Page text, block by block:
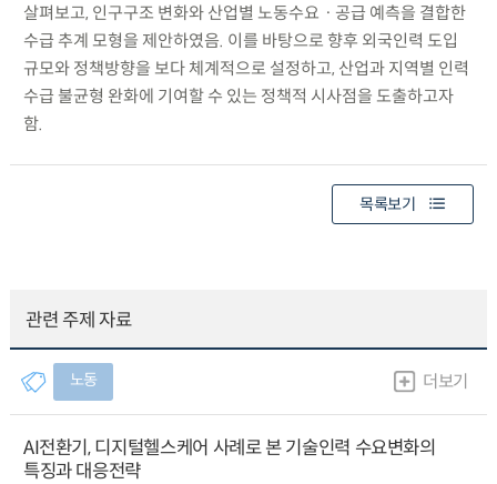
살펴보고, 인구구조 변화와 산업별 노동수요ㆍ공급 예측을 결합한
수급 추계 모형을 제안하였음. 이를 바탕으로 향후 외국인력 도입
규모와 정책방향을 보다 체계적으로 설정하고, 산업과 지역별 인력
수급 불균형 완화에 기여할 수 있는 정책적 시사점을 도출하고자
함.
목록보기
관련 주제 자료
노동 더보기
AI전환기, 디지털헬스케어 사례로 본 기술인력 수요변화의
특징과 대응전략